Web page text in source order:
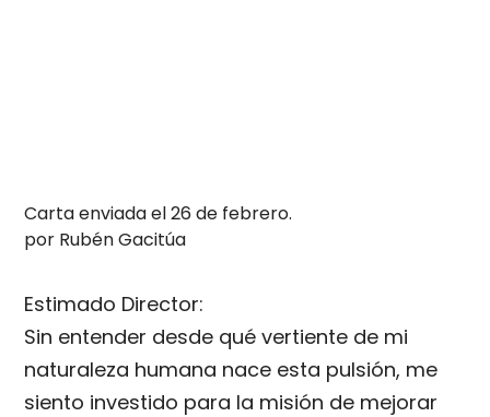
Carta enviada el 26 de febrero.
por Rubén Gacitúa
Estimado Director:
Sin entender desde qué vertiente de mi
naturaleza humana nace esta pulsión, me
siento investido para la misión de mejorar